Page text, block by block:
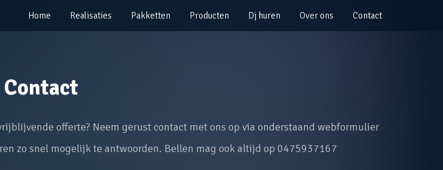
Home Realisaties Pakketten Producten Dj huren Over ons Contact
Contact
offerte? Neem gerust contact met ons op via onderstaand webformulier
zo snel mogelijk te antwoorden. Bellen mag ook altijd op 0475937167